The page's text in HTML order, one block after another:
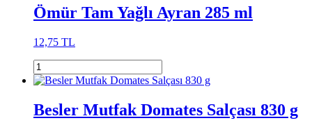
Ömür Tam Yağlı Ayran 285 ml
12,75 TL
Besler Mutfak Domates Salçası 830 g